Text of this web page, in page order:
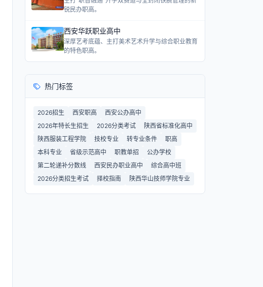
锐民办职高。
西安华跃职业高中
深厚艺考底蕴、主打美术艺术升学与综合职业教育
的特色职高。
热门标签
2026招生 西安职高
西安公办高中
2026年特长生招生
2026分类考试
陕西省标准化高中
陕西服装工程学院
技校专业 转专业条件
职高
本科专业
省级示范高中 职教单招
公办学校
第二轮递补分数线
西安民办职业高中
综合高中班
2026分类招生考试
择校指南 陕西华山技师学院专业